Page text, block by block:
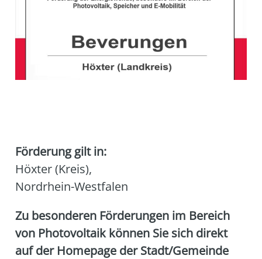
Zu beson­de­ren För­de­run­gen im Bereich
von Pho­to­vol­ta­ik kön­nen Sie sich direkt
auf der Home­page der Stadt/Gemeinde
Förderung gilt in:
Höxter (Kreis),
Nordrhein-Westfalen